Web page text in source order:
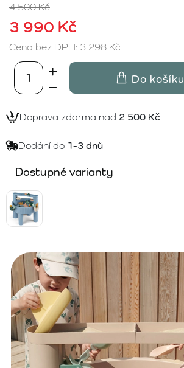
3 990 Kč
4 500 Kč
Cena bez DPH: 3 298 Kč
Do košíku
Doprava zdarma nad 2 500 Kč
Dodání do 1-3 dnů
Dostupné varianty